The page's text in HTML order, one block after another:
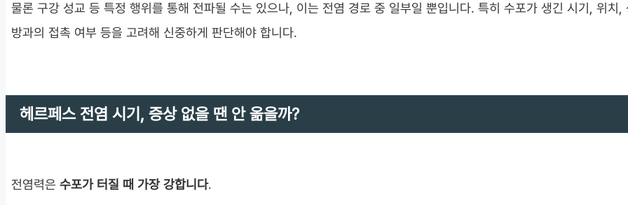
물론 구강 성교 등 특정 행위를 통해 전파될 수는 있으나, 이는 전염 경로 중 일부일 뿐입니다. 특히 수포가 생긴 시기, 위치,
방과의 접촉 여부 등을 고려해 신중하게 판단해야 합니다.
헤르페스 전염 시기, 증상 없을 땐 안 옮을까?
전염력은 수포가 터질 때 가장 강합니다.